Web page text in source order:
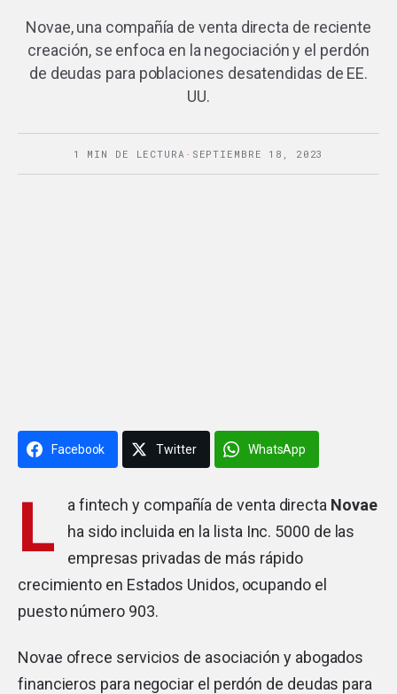
Novae, una compañía de venta directa de reciente
creación, se enfoca en la negociación y el perdón
de deudas para poblaciones desatendidas de EE.
UU.
1 MIN DE LECTURA · SEPTIEMBRE 18, 2023
Facebook Twitter WhatsApp
L a fintech y compañía de venta directa Novae
ha sido incluida en la lista Inc. 5000 de las
empresas privadas de más rápido
crecimiento en Estados Unidos, ocupando el
puesto número 903.
Novae ofrece servicios de asociación y abogados
financieros para negociar el perdón de deudas para